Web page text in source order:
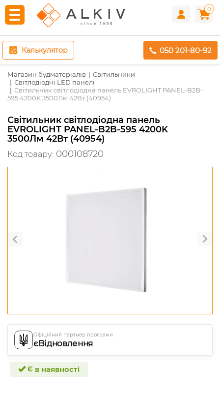
0
Калькулятор 050 201-80-92
Магазин будматеріалів
Світильники
Світлодіодні LED панелі
Світильник світлодіодна панель EVROLIGHT PANEL-B2B-
595 4200K 3500Лм 42Вт (40954)
Світильник світлодіодна панель
EVROLIGHT PANEL-B2B-595 4200K
3500Лм 42Вт (40954)
Код товару: 000108720
Офіційний партнер програми
єВідновлення
Є в наявності